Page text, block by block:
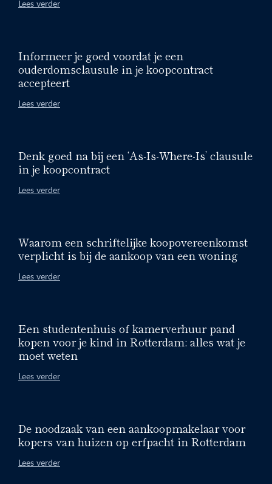
Lees verder
Informeer je goed voordat je een
ouderdomsclausule in je koopcontract
accepteert
Lees verder
Denk goed na bij een ‘As-Is-Where-Is’ clausule
in je koopcontract
Lees verder
Waarom een schriftelijke koopovereenkomst
verplicht is bij de aankoop van een woning
Lees verder
Een studentenhuis of kamerverhuur pand
kopen voor je kind in Rotterdam: alles wat je
moet weten
Lees verder
De noodzaak van een aankoopmakelaar voor
kopers van huizen op erfpacht in Rotterdam
Lees verder